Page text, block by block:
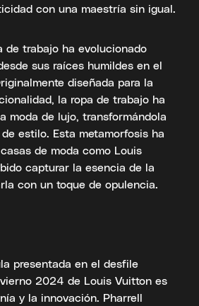
con una maestría sin igual.
de trabajo ha evolucionado
sus raíces humildes en el
diseñada para la
la ropa de trabajo ha
moda de lujo, transformándola
estilo. Esta metamorfosis ha
de moda como Louis
capturar la esencia de la
con un toque de opulencia.
presentada en el desfile
2024 de Louis Vuitton es
y la innovación. Pharrell